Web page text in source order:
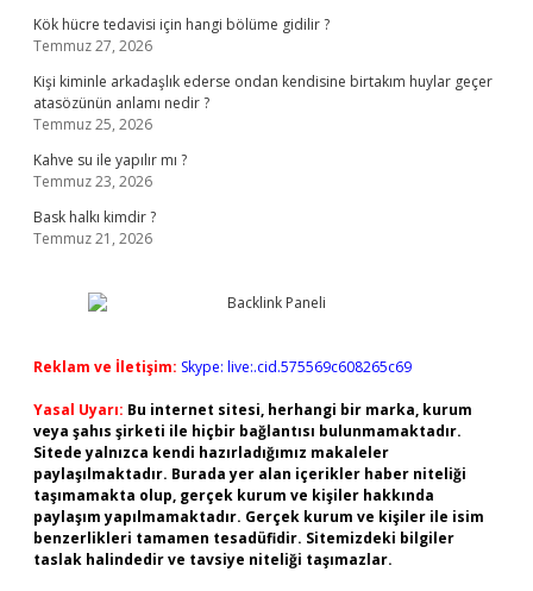
Kök hücre tedavisi için hangi bölüme gidilir ?
Temmuz 27, 2026
Kişi kiminle arkadaşlık ederse ondan kendisine birtakım huylar geçer
atasözünün anlamı nedir ?
Temmuz 25, 2026
Kahve su ile yapılır mı ?
Temmuz 23, 2026
Bask halkı kimdir ?
Temmuz 21, 2026
Reklam ve İletişim: Skype: live:.cid.575569c608265c69
Yasal Uyarı: Bu internet sitesi, herhangi bir marka, kurum
veya şahıs şirketi ile hiçbir bağlantısı bulunmamaktadır.
Sitede yalnızca kendi hazırladığımız makaleler
paylaşılmaktadır. Burada yer alan içerikler haber niteliği
taşımamakta olup, gerçek kurum ve kişiler hakkında
paylaşım yapılmamaktadır. Gerçek kurum ve kişiler ile isim
benzerlikleri tamamen tesadüfidir. Sitemizdeki bilgiler
taslak halindedir ve tavsiye niteliği taşımazlar.